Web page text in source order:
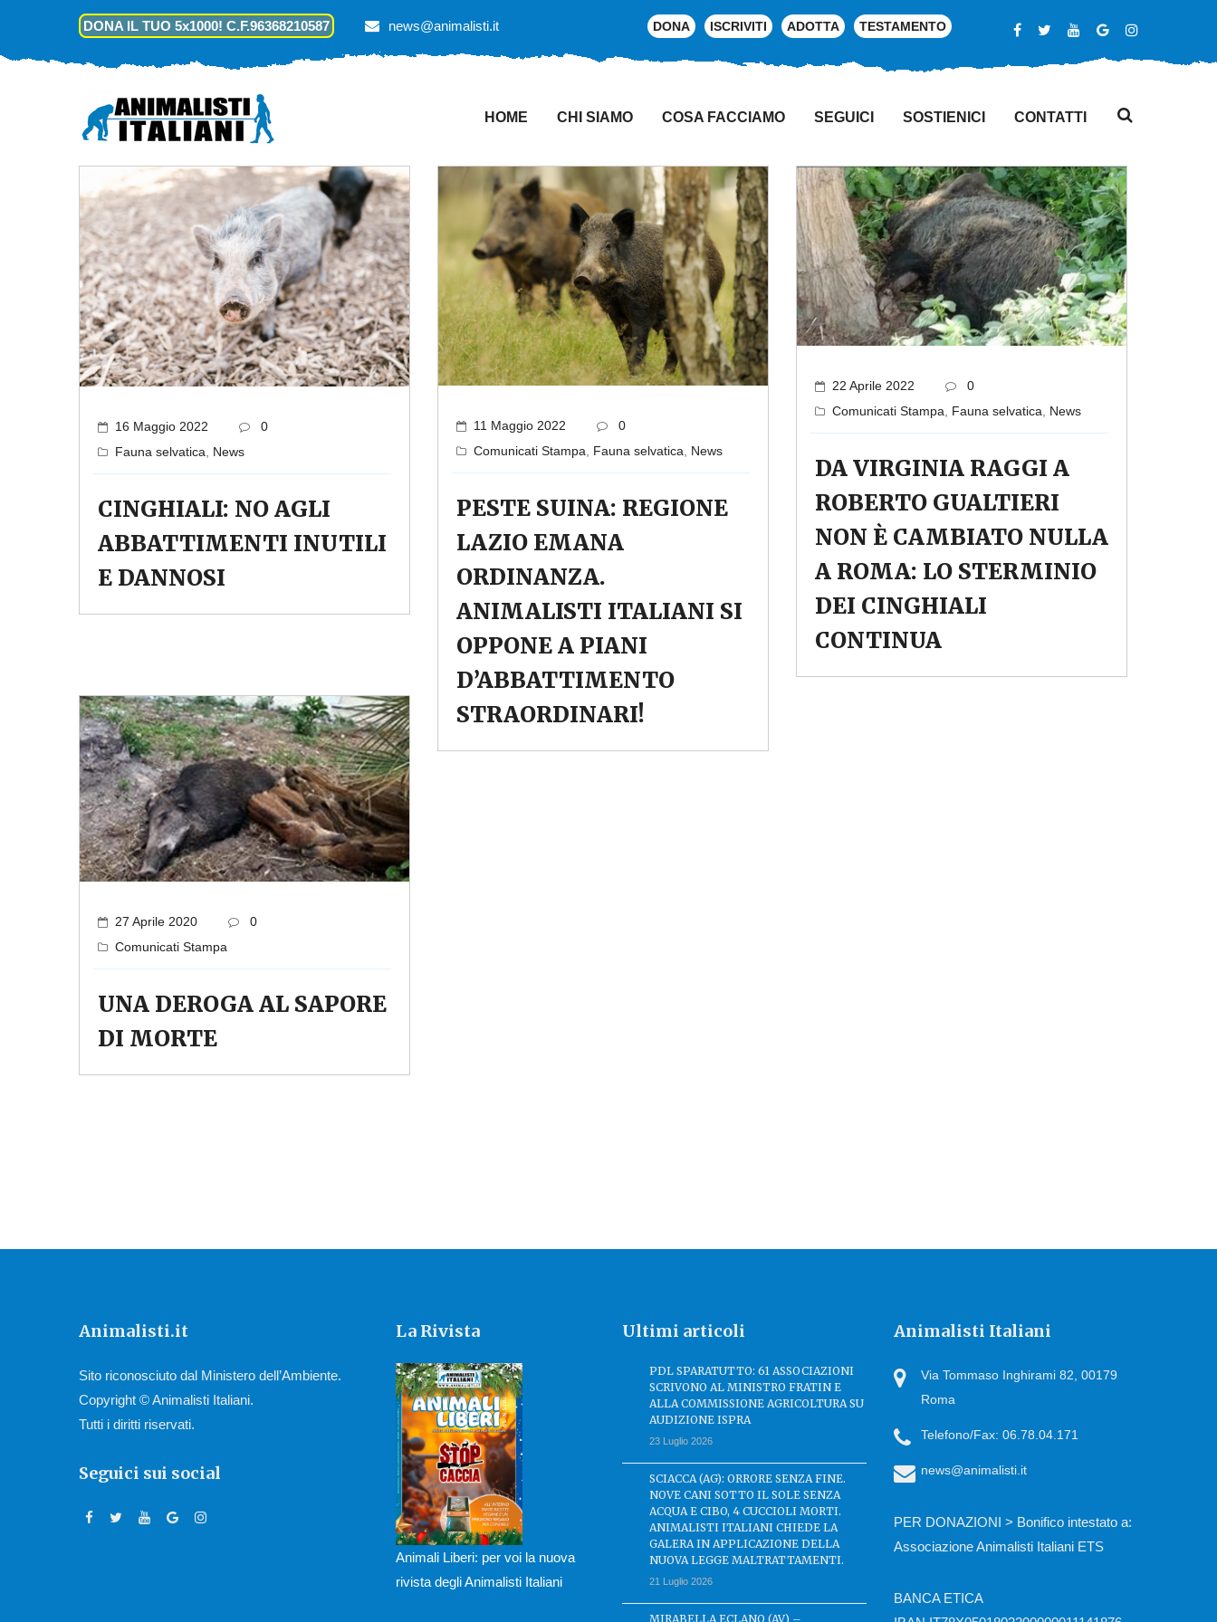
DONA IL TUO 5x1000! C.F.96368210587 news@animalisti.it DONA ISCRIVITI ADOTTA TESTAMENTO
HOME CHI SIAMO COSA FACCIAMO SEGUICI SOSTIENICI CONTATTI
16 Maggio 2022
0
Fauna selvatica
News
CINGHIALI: NO AGLI
ABBATTIMENTI INUTILI
E DANNOSI
11 Maggio 2022
0
Comunicati Stampa
Fauna selvatica News
PESTE SUINA: REGIONE
LAZIO EMANA
ORDINANZA.
ANIMALISTI ITALIANI SI
OPPONE A PIANI
D’ABBATTIMENTO
STRAORDINARI!
22 Aprile 2022
0
Comunicati Stampa, Fauna selvatica, News
DA VIRGINIA RAGGI A
ROBERTO GUALTIERI
NON È CAMBIATO NULLA
A ROMA: LO STERMINIO
DEI CINGHIALI
CONTINUA
27 Aprile 2020
0
Comunicati Stampa
UNA DEROGA AL SAPORE
DI MORTE
Animalisti.it
Sito riconosciuto dal Ministero dell’Ambiente.
Copyright © Animalisti Italiani.
Tutti i diritti riservati.
Seguici sui social
La Rivista
Animali Liberi: per voi la nuova
rivista degli Animalisti Italiani
Ultimi articoli
PDL SPARATUTTO: 61 ASSOCIAZIONI
SCRIVONO AL MINISTRO FRATIN E
ALLA COMMISSIONE AGRICOLTURA SU
AUDIZIONE ISPRA
23 Luglio 2026
SCIACCA (AG): ORRORE SENZA FINE.
NOVE CANI SOTTO IL SOLE SENZA
ACQUA E CIBO, 4 CUCCIOLI MORTI.
ANIMALISTI ITALIANI CHIEDE LA
GALERA IN APPLICAZIONE DELLA
NUOVA LEGGE MALTRATTAMENTI.
21 Luglio 2026
MIRABELLA ECLANO (AV) –
Animalisti Italiani
Via Tommaso Inghirami 82, 00179
Roma
Telefono/Fax: 06.78.04.171
news@animalisti.it
PER DONAZIONI > Bonifico intestato a:
Associazione Animalisti Italiani ETS
BANCA ETICA